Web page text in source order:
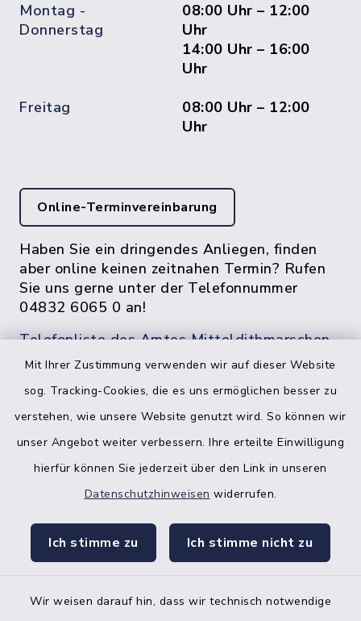
Mit Ihrer Zustimmung verwenden wir auf dieser Website
sog. Tracking-Cookies, die es uns ermöglichen besser zu
verstehen, wie unsere Website genutzt wird. So können wir
unser Angebot weiter verbessern. Ihre erteilte Einwilligung
hierfür können Sie jederzeit über den Link in unseren
Datenschutzhinweisen widerrufen.
Ich stimme zu Ich stimme nicht zu
Wir weisen darauf hin, dass wir technisch notwendige
Montag -
Donnerstag
08:00 Uhr – 12:00
Uhr
14:00 Uhr – 16:00
Uhr
Freitag
08:00 Uhr – 12:00
Uhr
Online-Terminvereinbarung
Haben Sie ein dringendes Anliegen, finden
aber online keinen zeitnahen Termin? Rufen
Sie uns gerne unter der Telefonnummer
04832 6065 0 an!
Telefonliste des Amtes Mitteldithmarschen
facebook